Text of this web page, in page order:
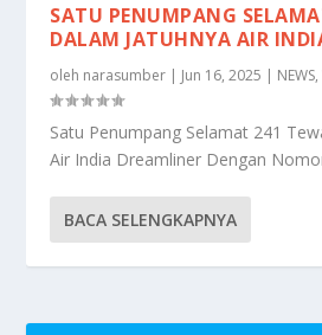
SATU PENUMPANG
DALAM JATUHNYA AIR
oleh narasumber | Jun 16, 2025 | NEWS,
Satu Penumpang Selamat 241
Air India Dreamliner Dengan
BACA SELENGKAPNYA